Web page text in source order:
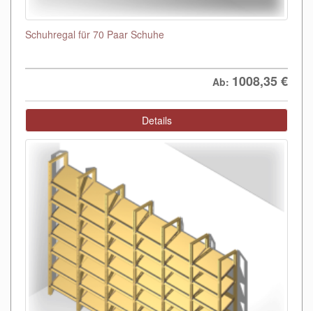
Schuhregal für 70 Paar Schuhe
Ab: 1008,35€
Details